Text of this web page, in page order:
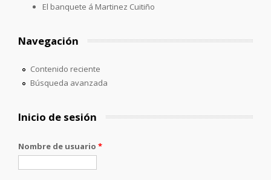
El banquete á Martinez Cuitiño
Navegación
Contenido reciente
Búsqueda avanzada
Inicio de sesión
Nombre de usuario *